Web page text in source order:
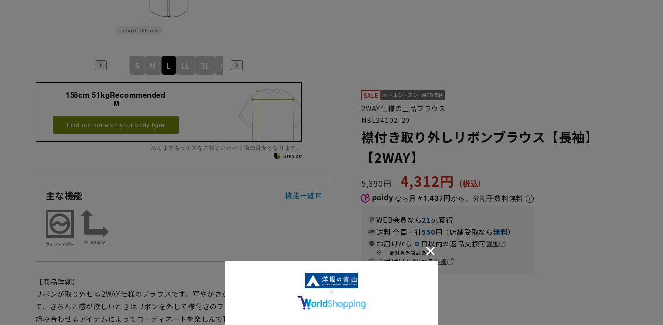
Length 59.5cm
S M L LL 3L 4L
158cm 51kgRecommended
M
Find out more on your body type
あくまでもサイズをご検討いただく際の目安となります。
主な機能 機能一覧
【商品詳細】
リボンが取り外せる2WAY仕様のブラウスです。華やかさが欲しいときはリボンをプラスし
て、きちんと感が欲しいときはリボンを外して襟付きのブラウスで着用するなど、気分や
組み合わせるアイテムによってコーディネートを楽しんで頂けます。柔らかな表地の下に
2WAY仕様の上品ブラウス
NBL24102-20
襟付き取り外しリボンブラウス【長袖】
【2WAY】
5,390円 4,312円
なら 月々1,437円から。分割手数料無料
WEB会員なら21pt獲得
送料 全国一律550円（店舗受取なら無料）
お届けから 8 日以内の返品交換可詳細
一部対象外商品あり
お届け日を調べる詳細